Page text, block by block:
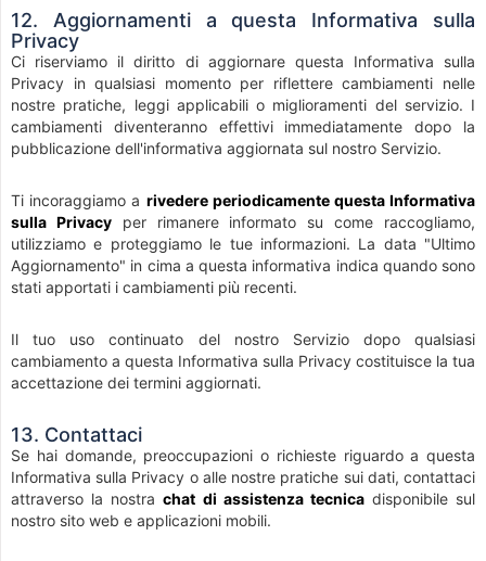
12. Aggiornamenti a questa Informativa sulla
Privacy
Ci riserviamo il diritto di aggiornare questa Informativa sulla
Privacy in qualsiasi momento per riflettere cambiamenti nelle
nostre pratiche, leggi applicabili o miglioramenti del servizio. I
cambiamenti diventeranno effettivi immediatamente dopo la
pubblicazione dell'informativa aggiornata sul nostro Servizio.
Ti incoraggiamo a rivedere periodicamente questa Informativa
sulla Privacyper rimanere informato su come raccogliamo,
utilizziamo e proteggiamo le tue informazioni. La data "Ultimo
Aggiornamento" in cima a questa informativa indica quando sono
stati apportati i cambiamenti più recenti.
Il tuo uso continuato del nostro Servizio dopo qualsiasi
cambiamento a questa Informativa sulla Privacy costituisce la tua
accettazione dei termini aggiornati.
13. Contattaci
Se hai domande, preoccupazioni o richieste riguardo a questa
Informativa sulla Privacy o alle nostre pratiche sui dati, contattaci
attraverso la nostrachat di assistenza tecnicadisponibile sul
nostro sito web e applicazioni mobili.